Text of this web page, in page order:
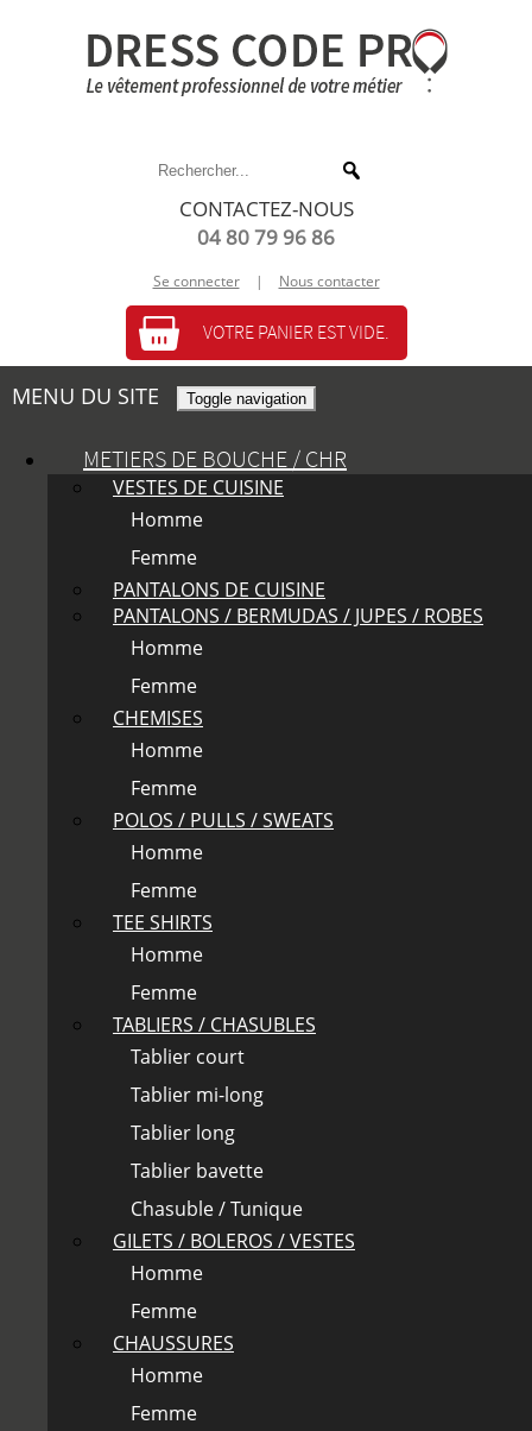
CONTACTEZ-NOUS
04 80 79 96 86
Se connecter | Nous contacter
VOTRE PANIER EST VIDE.
MENU DU SITE Toggle navigation
METIERS DE BOUCHE / CHR
VESTES DE CUISINE
Homme
Femme
PANTALONS DE CUISINE
PANTALONS / BERMUDAS / JUPES / ROBES
Homme
Femme
CHEMISES
Homme
Femme
POLOS / PULLS / SWEATS
Homme
Femme
TEE SHIRTS
Homme
Femme
TABLIERS / CHASUBLES
Tablier court
Tablier mi-long
Tablier long
Tablier bavette
Chasuble / Tunique
GILETS / BOLEROS / VESTES
Homme
Femme
CHAUSSURES
Homme
Femme